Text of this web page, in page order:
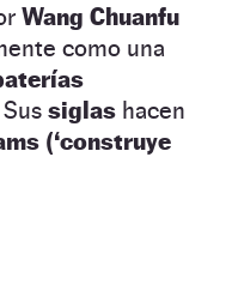
Wang Chuanfu
como una
Sus siglas hacen
(‘construye